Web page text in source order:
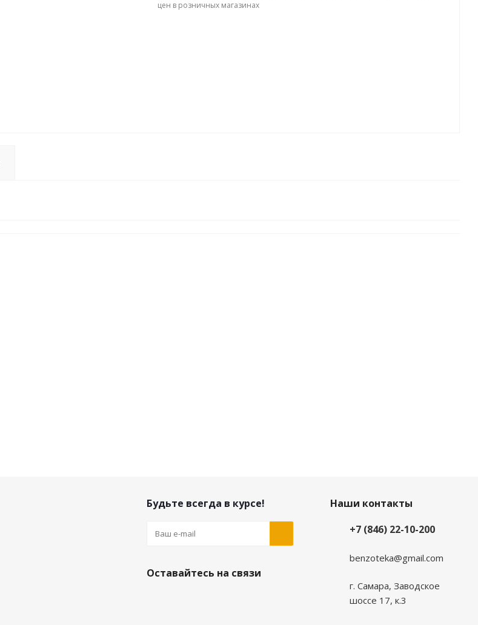
цен в розничных магазинах
Будьте всегда в курсе!
Оставайтесь на связи
Наши контакты
+7 (846) 22-10-200
benzoteka@gmail.com
г. Самара, Заводское
шоссе 17, к.3